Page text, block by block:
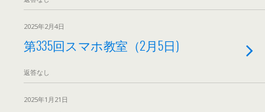
2025年2月4日
第335回スマホ教室（2月5日)
返答なし
2025年1月21日